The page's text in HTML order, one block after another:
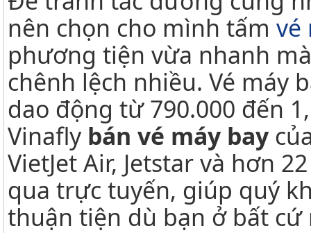
nên chọn cho mình tấm vé
phương tiện vừa nhanh
chênh lệch nhiều. Vé máy
dao động từ 790.000 đến
Vinafly bán vé máy bay
VietJet Air, Jetstar và hơn
qua trực tuyến, giúp quý
thuận tiện dù bạn ở bất cứ